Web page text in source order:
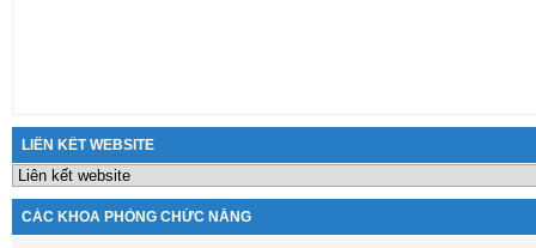
LIÊN KẾT WEBSITE
CÁC KHOA PHÒNG CHỨC NĂNG